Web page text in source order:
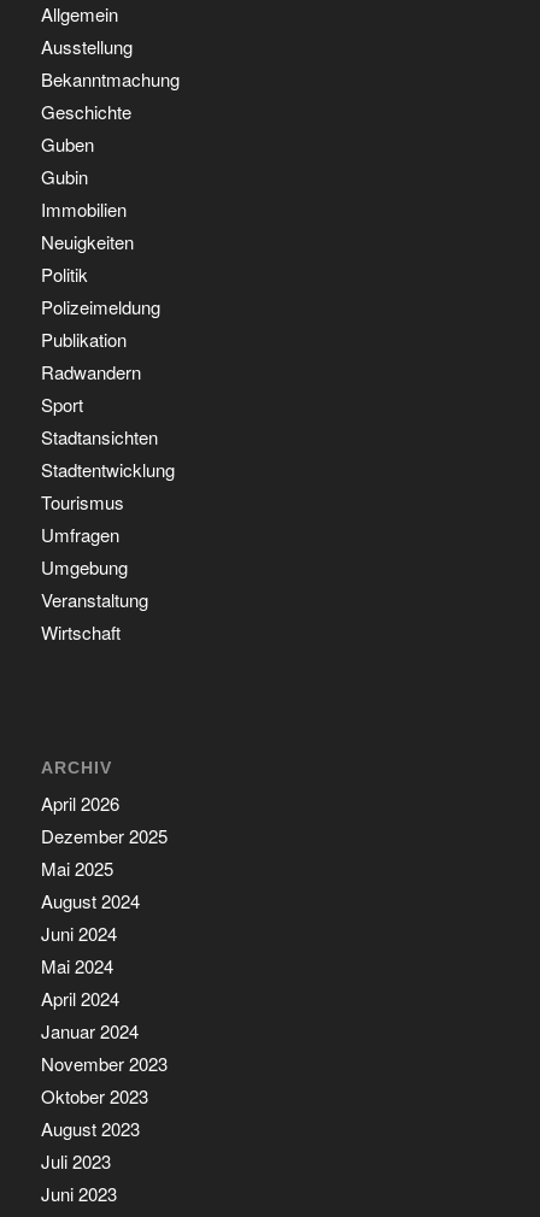
Allgemein
Ausstellung
Bekanntmachung
Geschichte
Guben
Gubin
Immobilien
Neuigkeiten
Politik
Polizeimeldung
Publikation
Radwandern
Sport
Stadtansichten
Stadtentwicklung
Tourismus
Umfragen
Umgebung
Veranstaltung
Wirtschaft
ARCHIV
April 2026
Dezember 2025
Mai 2025
August 2024
Juni 2024
Mai 2024
April 2024
Januar 2024
November 2023
Oktober 2023
August 2023
Juli 2023
Juni 2023